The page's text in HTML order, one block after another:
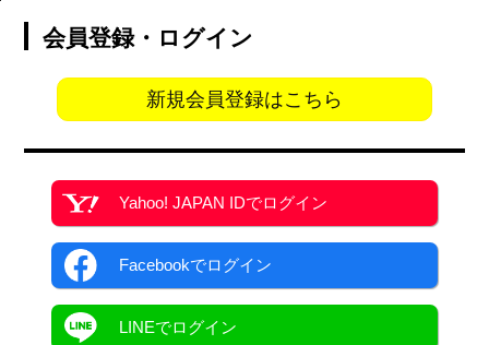
会員登録・ログイン
新規会員登録はこちら
Yahoo! JAPAN IDでログイン
Facebookでログイン
LINEでログイン